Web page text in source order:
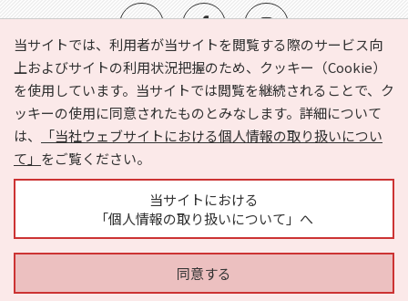
当サイトでは、利用者が当サイトを閲覧する際のサービス向
上およびサイトの利用状況把握のため、クッキー（Cookie）
を使用しています。当サイトでは閲覧を継続されることで、ク
ッキーの使用に同意されたものとみなします。詳細について
は、
「当社ウェブサイトにおける個人情報の取り扱いについ
て」 をご覧ください。
当サイトにおける
「個人情報の取り扱いについて」へ
同意する
e-NAVITA（イーナビタ）とは？ お気に入り
ヘルプ
利用規約
個人情報の取り扱いについて
運営会社
サイトマップ
広告掲載に関するお問い合わせ
Copyright © HYOJITO.Co.,Ltd. All Rights Reserved.